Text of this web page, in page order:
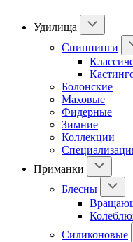
Удилища
Спиннинги
Болонские
Маховые
Фидерные
Зимние
Коллекции
Приманки
Блесны
Силиконовые